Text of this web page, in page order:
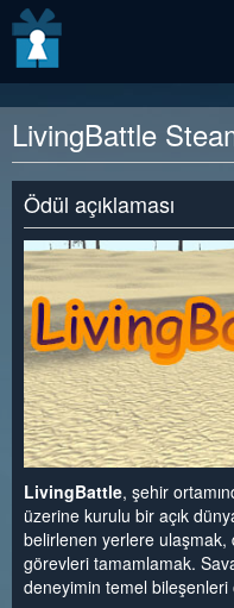
LivingBattle
Ödül açıklaması
LivingBattle, şehir
üzerine kurulu bir açık
belirlenen yerlere ulaşmak,
görevleri tamamlamak.
deneyimin temel bileşenleri